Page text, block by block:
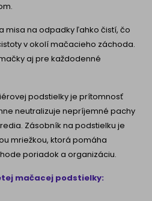
misa na odpadky ľahko čistí, čo
v okolí mačacieho záchoda.
aj pre každodenné
podstielky je prítomnosť
neutralizuje nepríjemné pachy
Zásobník na podstielku je
mriežkou, ktorá pomáha
poriadok a organizáciu.
mačacej podstielky: